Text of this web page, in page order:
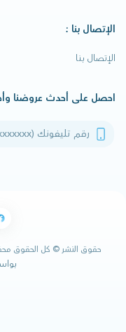
الإتصال بنا :
الإتصال بنا
احصل على أحدث عروضنا
رقم تليفونك
حقوق النشر © كل الحقوق